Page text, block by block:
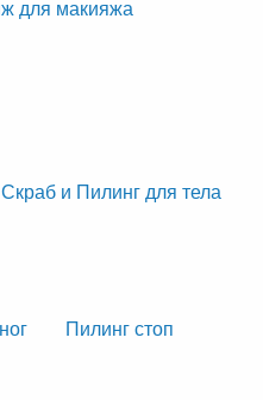
для макияжа
Скраб и Пилинг для тела
Пилинг стоп